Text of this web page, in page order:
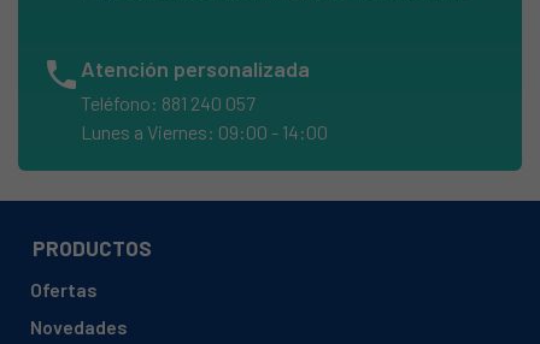
phone Atención personalizada
Teléfono: 881 240 057
Lunes a Viernes: 09:00 - 14:00
PRODUCTOS
Ofertas
Novedades